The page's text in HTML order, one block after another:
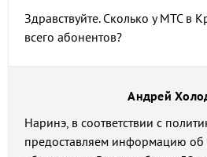
Здравствуйте. Сколько у МТС в
всего абонентов?
Андрей
Наринэ, в соответствии с
предоставляем информацию об